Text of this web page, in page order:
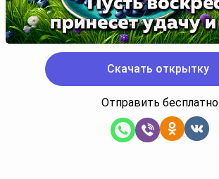
Скачать открытку
Отправить бесплатно